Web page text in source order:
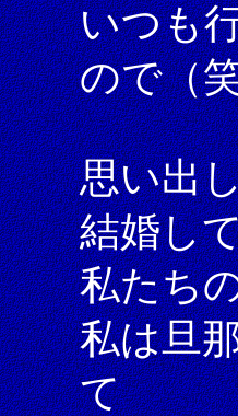
いつも
ので（
思い出
結婚し
私たち
私は旦
て